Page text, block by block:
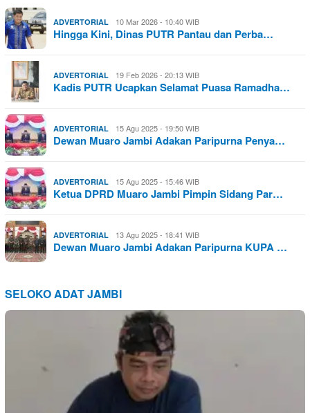
ADVERTORIAL 10 Mar 2026 - 10:40 WIB
Hingga Kini, Dinas PUTR Pantau dan Perba…
ADVERTORIAL 19 Feb 2026 - 20:13 WIB
Kadis PUTR Ucapkan Selamat Puasa Ramadha…
ADVERTORIAL 15 Agu 2025 - 19:50 WIB
Dewan Muaro Jambi Adakan Paripurna Penya…
ADVERTORIAL 15 Agu 2025 - 15:46 WIB
Ketua DPRD Muaro Jambi Pimpin Sidang Par…
ADVERTORIAL 13 Agu 2025 - 18:41 WIB
Dewan Muaro Jambi Adakan Paripurna KUPA …
SELOKO ADAT JAMBI